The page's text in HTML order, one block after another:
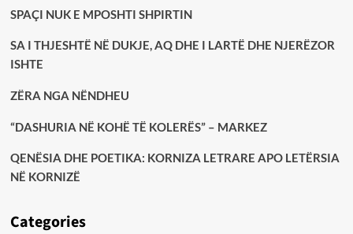
SPAÇI NUK E MPOSHTI SHPIRTIN
SA I THJESHTË NË DUKJE, AQ DHE I LARTË DHE NJERËZOR
ISHTE
ZËRA NGA NËNDHEU
“DASHURIA NË KOHË TË KOLERËS” – MARKEZ
QENËSIA DHE POETIKA: KORNIZA LETRARE APO LETËRSIA
NË KORNIZË
Categories